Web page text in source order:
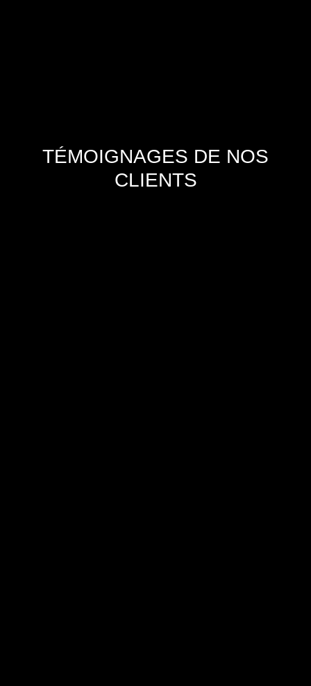
TÉMOIGNAGES DE NOS
CLIENTS